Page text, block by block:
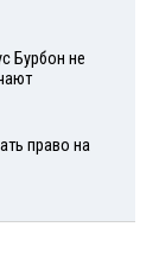
Бурбон не
право на